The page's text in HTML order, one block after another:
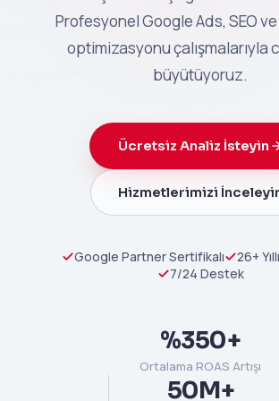
Profesyonel Google Ads, SEO
optimizasyonu çalışmalarıyla
büyütüyoruz.
Ücretsiz Analiz İsteyin
Hizmetlerimizi
Google Partner Sertifikalı
26+
7/24 Destek
%350+
Ortalama ROAS Artışı
50M+